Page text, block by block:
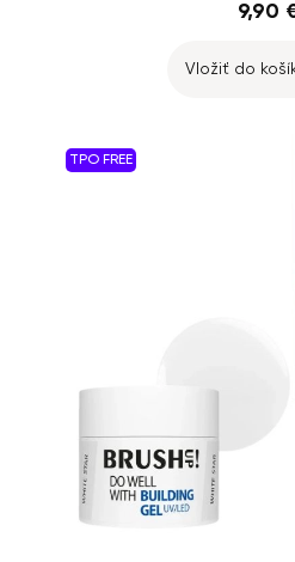
9,90
Vložiť do
TPO FREE